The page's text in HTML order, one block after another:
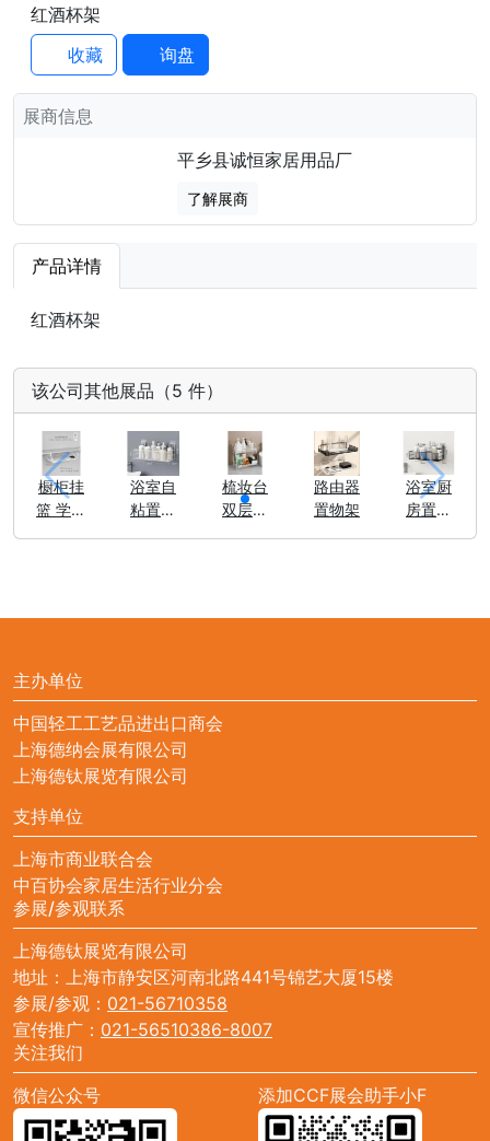
红酒杯架
收藏
询盘
展商信息
平乡县诚恒家居用品厂
了解展商
产品详情
红酒杯架
该公司其他展品（5 件）
橱柜挂
篮 学生
浴室自
粘置物
梳妆台
双层置
路由器
置物架
浴室厨
房置物
主办单位
中国轻工工艺品进出口商会
上海德纳会展有限公司
上海德钛展览有限公司
支持单位
上海市商业联合会
中百协会家居生活行业分会
参展/参观联系
上海德钛展览有限公司
地址：上海市静安区河南北路441号锦艺大厦15楼
参展/参观： 021-56710358
宣传推广： 021-56510386-8007
关注我们
微信公众号
添加CCF展会助手小F